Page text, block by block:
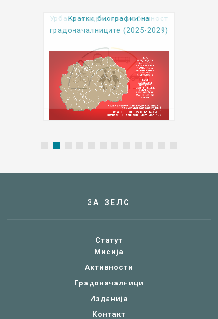
Kратки биографии на
градоначалниците (2025-2029)
ЗА ЗЕЛС
Статут
Мисија
Активности
Градоначалници
Изданија
Контакт